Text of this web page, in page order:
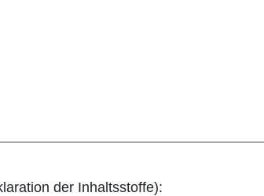
der Inhaltsstoffe):